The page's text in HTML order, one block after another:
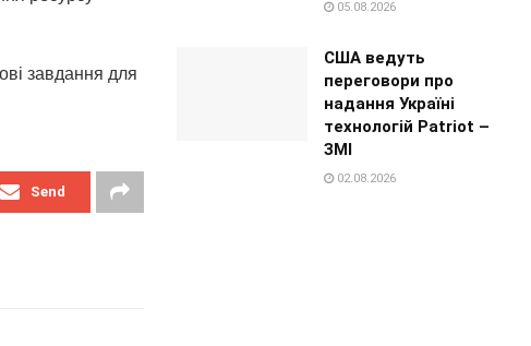
завдання для
Send
05.08.2026
США ведуть
переговори про
надання Україні
технологій Patriot –
ЗМІ
02.08.2026